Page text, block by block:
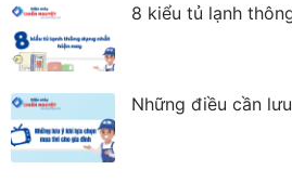
8 kiểu tủ lạnh
Những điều cần